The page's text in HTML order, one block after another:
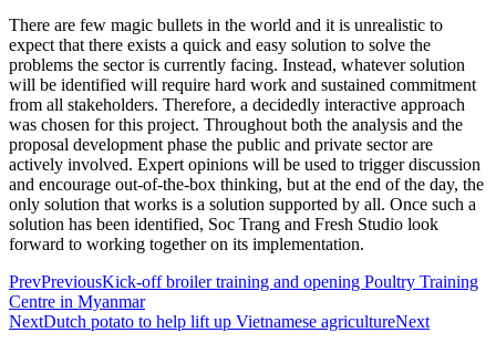
There are few magic bullets in the world and it is unrealistic to
expect that there exists a quick and easy solution to solve the
problems the sector is currently facing. Instead, whatever solution
will be identified will require hard work and sustained commitment
from all stakeholders. Therefore, a decidedly interactive approach
was chosen for this project. Throughout both the analysis and the
proposal development phase the public and private sector are
actively involved. Expert opinions will be used to trigger discussion
and encourage out-of-the-box thinking, but at the end of the day, the
only solution that works is a solution supported by all. Once such a
solution has been identified, Soc Trang and Fresh Studio look
forward to working together on its implementation.
PrevPreviousKick-off broiler training and opening Poultry Training
Centre in Myanmar
NextDutch potato to help lift up Vietnamese agricultureNext